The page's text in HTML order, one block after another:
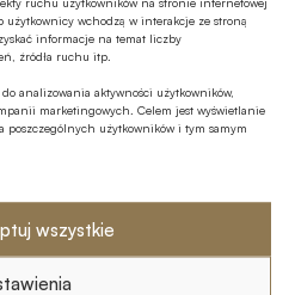
użytkownicy wchodzą w interakcje ze stroną
informacje na temat liczby
źródła ruchu itp.
do analizowania aktywności użytkowników,
marketingowych. Celem jest wyświetlanie
poszczególnych użytkowników i tym samym
wszystkie
przeciętny Kowalski
za skutki nonszalancji
uległy one jak
Tak się stanie wówczas,